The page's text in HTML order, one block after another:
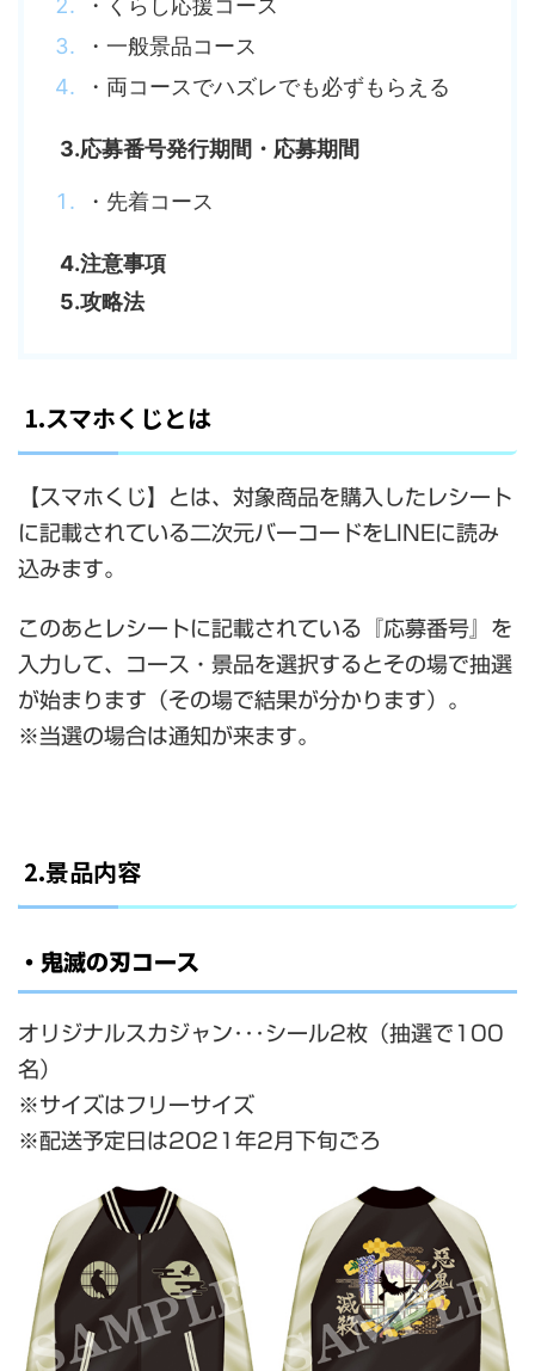
・くらし応援コース
・一般景品コース
・両コースでハズレでも必ずもらえる
3.応募番号発行期間・応募期間
・先着コース
4.注意事項
5.攻略法
1.スマホくじとは
【スマホくじ】とは、対象商品を購入したレシート
に記載されている二次元バーコードをLINEに読み
込みます。
このあとレシートに記載されている『応募番号』を
入力して、コース・景品を選択するとその場で抽選
が始まります（その場で結果が分かります）。
※当選の場合は通知が来ます。
2.景品内容
・鬼滅の刃コース
オリジナルスカジャン･･･シール2枚（抽選で100
名）
※サイズはフリーサイズ
※配送予定日は2021年2月下旬ごろ